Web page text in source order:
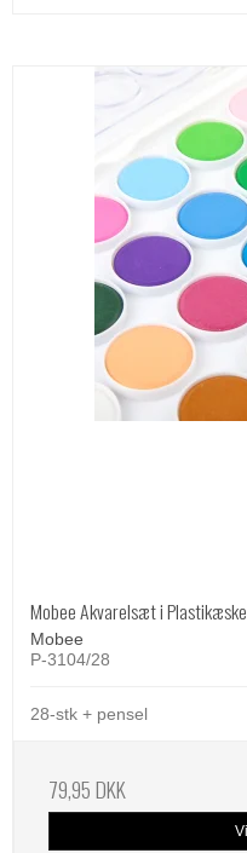
Mobee Akvarelsæt i
Mobee
P-3104/28
28-stk + pensel
79,95 DKK